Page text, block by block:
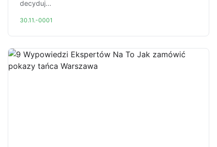
decyduj...
30.11.-0001